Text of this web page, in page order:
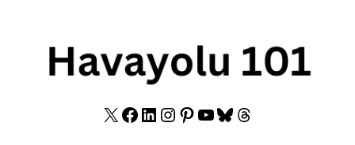
X Facebook
LinkedIn
Instagram
Pinterest
YouTube
Bluesky
Threads